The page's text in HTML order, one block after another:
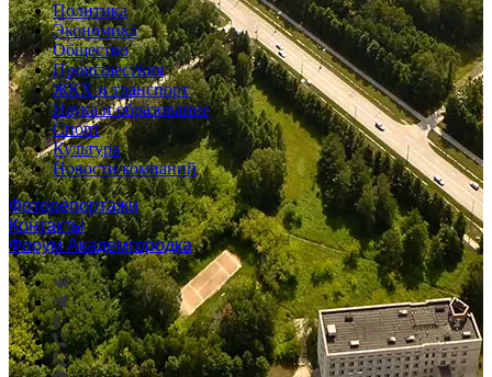
Политика
Экономика
Общество
Происшествия
ЖКХ и транспорт
Наука и образование
Спорт
Культура
Новости компаний
Фоторепортажи
Контакты
Форум Академгородка